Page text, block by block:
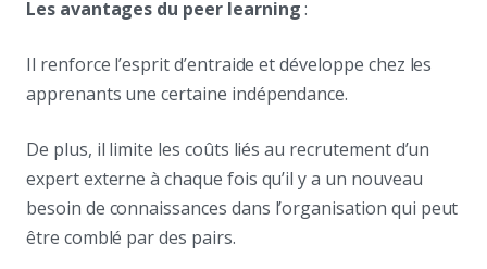
Les avantages du peer learning:
Il renforce l’esprit d’entraide et développe chez les
apprenants une certaine indépendance.
De plus, il limite les coûts liés au recrutement d’un
expert externe à chaque fois qu’il y a un nouveau
besoin de connaissances dans l’organisation qui peut
être comblé par des pairs.